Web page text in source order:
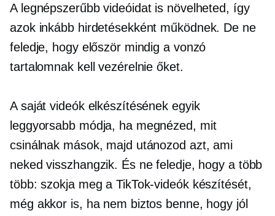
A legnépszerűbb videóidat is növelheted, így
azok inkább hirdetésekként működnek. De ne
feledje, hogy először mindig a vonzó
tartalomnak kell vezérelnie őket.
A saját videók elkészítésének egyik
leggyorsabb módja, ha megnézed, mit
csinálnak mások, majd utánozod azt, ami
neked visszhangzik. És ne feledje, hogy a több
több: szokja meg a TikTok-videók készítését,
még akkor is, ha nem biztos benne, hogy jól